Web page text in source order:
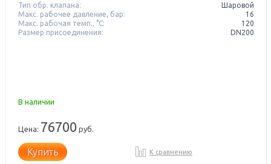
Тип обр. клапана:
Шаровой
Макс. рабочее давление, бар:
16
Макс. рабочая темп., °С:
120
Размер присоединения:
DN200
В наличии
Цена: 76700 руб.
Купить К сравнению